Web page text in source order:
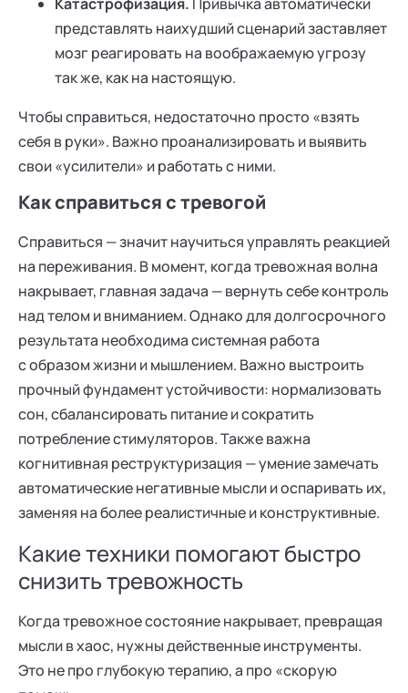
представлять наихудший сценарий заставляет
мозг реагировать на воображаемую угрозу
так же, как на настоящую.
Чтобы справиться, недостаточно просто «взять
себя в руки». Важно проанализировать и выявить
свои «усилители» и работать с ними.
Как справиться с тревогой
Справиться — значит научиться управлять реакцией
на переживания. В момент, когда тревожная волна
накрывает, главная задача — вернуть себе контроль
над телом и вниманием. Однако для долгосрочного
результата необходима системная работа
с образом жизни и мышлением. Важно выстроить
прочный фундамент устойчивости: нормализовать
сон, сбалансировать питание и сократить
потребление стимуляторов. Также важна
когнитивная реструктуризация — умение замечать
автоматические негативные мысли и оспаривать их,
заменяя на более реалистичные и конструктивные.
Какие техники помогают быстро
снизить тревожность
Когда тревожное состояние накрывает, превращая
мысли в хаос, нужны действенные инструменты.
Это не про глубокую терапию, а про «скорую